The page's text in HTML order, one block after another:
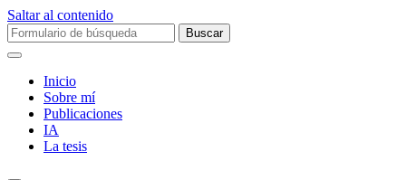
Saltar al contenido
Buscar:
Inicio
Sobre mí­
Publicaciones
IA
La tesis